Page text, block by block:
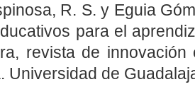
R. S. y Eguia
para el
revista de
Universidad de